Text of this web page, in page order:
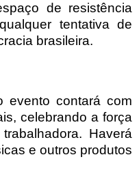
de resistência
tentativa de
brasileira.
evento contará com
celebrando a força
Haverá
e outros produtos